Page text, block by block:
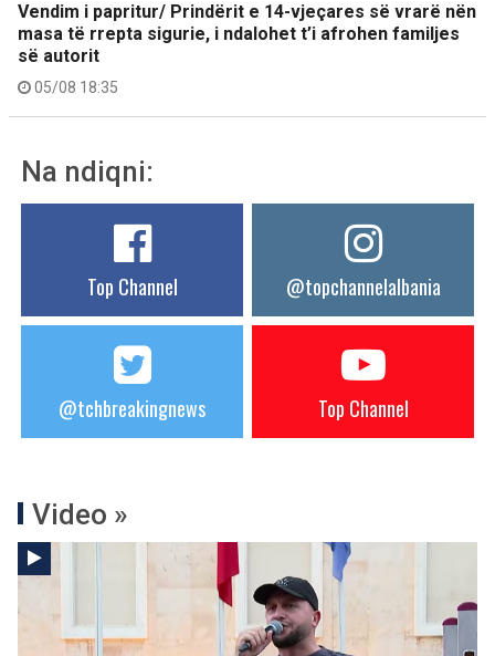
Vendim i papritur/ Prindërit e 14-vjeçares së vrarë nën
masa të rrepta sigurie, i ndalohet t’i afrohen familjes
së autorit
05/08 18:35
Na ndiqni:
Top Channel @topchannelalbania
@tchbreakingnews Top Channel
Video »